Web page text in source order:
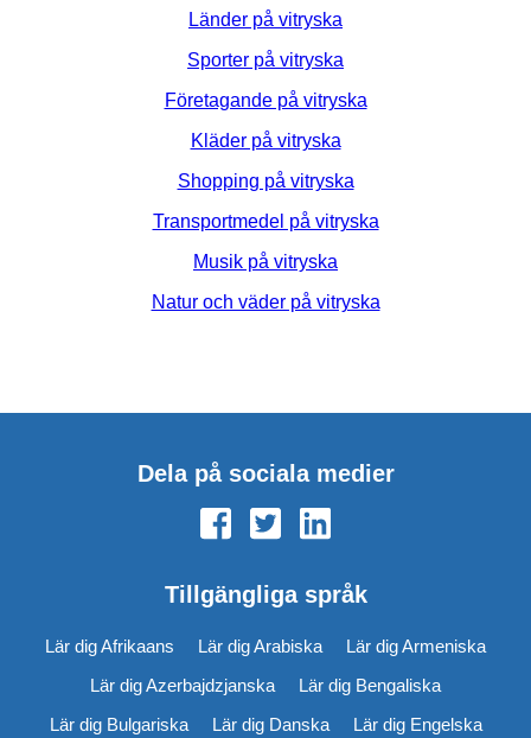
Länder på vitryska
Sporter på vitryska
Företagande på vitryska
Kläder på vitryska
Shopping på vitryska
Transportmedel på vitryska
Musik på vitryska
Natur och väder på vitryska
Dela på sociala medier
Tillgängliga språk
Lär dig Afrikaans Lär dig Arabiska
Lär dig Armeniska
Lär dig Azerbajdzjanska
Lär dig Bengaliska
Lär dig Bulgariska
Lär dig Danska
Lär dig Engelska